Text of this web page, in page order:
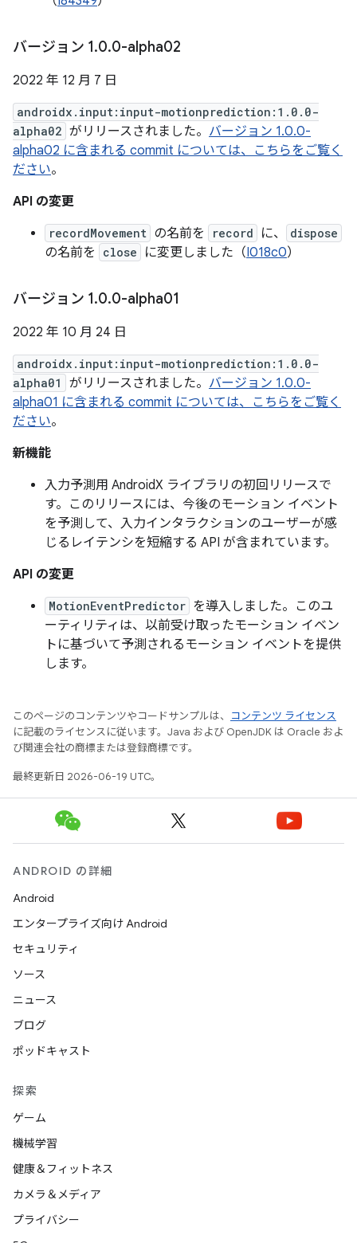
バージョン 1.0.0-alpha02
2022 年 12 月 7 日
androidx.input:input-motionprediction:1.0.0-
alpha02 がリリースされました。 バージョン 1.0.0-
alpha02 に含まれる commit については、こちらをご覧く
ださい。
API の変更
recordMovement の名前を record に、 dispose
の名前を close に変更しました（I018c0）
バージョン 1.0.0-alpha01
2022 年 10 月 24 日
androidx.input:input-motionprediction:1.0.0-
alpha01
がリリースされました。 バージョン 1.0.0-
alpha01 に含まれる commit については、こちらをご覧く
ださい。
新機能
入力予測用 AndroidX ライブラリの初回リリースで
す。このリリースには、今後のモーション イベント
を予測して、入力インタラクションのユーザーが感
じるレイテンシを短縮する API が含まれています。
API の変更
MotionEventPredictor を導入しました。このユ
ーティリティは、以前受け取ったモーション イベン
トに基づいて予測されるモーション イベントを提供
します。
このページのコンテンツやコードサンプルは、
コンテンツ ライセンス
に記載のライセンスに従います。Java および OpenJDK は Oracle およ
び関連会社の商標または登録商標です。
最終更新日 2026-06-19 UTC。
ANDROID の詳細
Android
エンタープライズ向け Android
セキュリティ
ソース
ニュース
ブログ
ポッドキャスト
探索
ゲーム
機械学習
健康＆フィットネス
カメラ＆メディア
プライバシー